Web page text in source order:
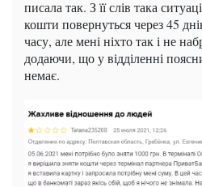
писала так. З її слів така
кошти повернуться через 45
часу, але мені ніхто так і не
додаючи, що у відділенні
немає.